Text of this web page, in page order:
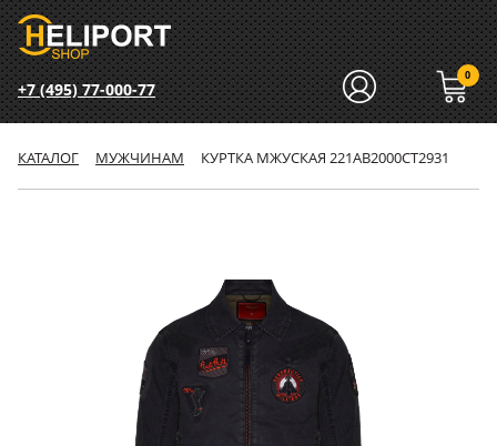
+7 (495) 77-000-77
0
КАТАЛОГ МУЖЧИНАМ КУРТКА МЖУСКАЯ 221AB2000CT2931